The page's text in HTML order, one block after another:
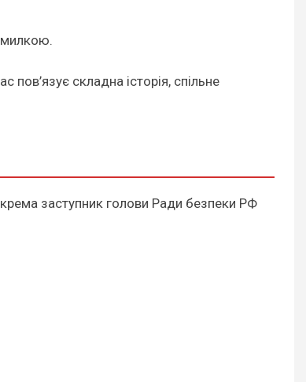
складна історія, спільне
заступник голови Ради безпеки РФ